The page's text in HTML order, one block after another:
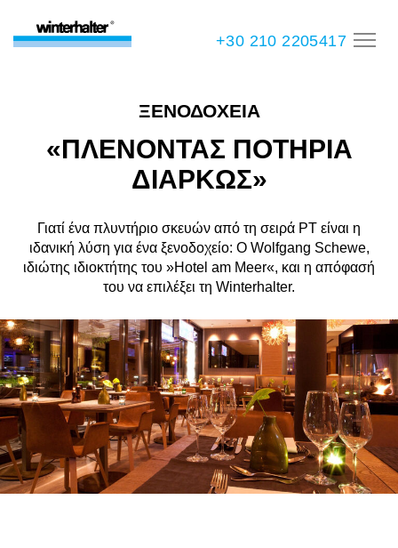
+30 210 2205417
ΞΕΝΟΔΟΧΕΙΑ
«ΠΛΕΝΟΝΤΑΣ ΠΟΤΗΡΙΑ
ΔΙΑΡΚΩΣ»
Γιατί ένα πλυντήριο σκευών από τη σειρά PT είναι η
ιδανική λύση για ένα ξενοδοχείο: Ο Wolfgang Schewe,
ιδιώτης ιδιοκτήτης του »Hotel am Meer«, και η απόφασή
του να επιλέξει τη Winterhalter.